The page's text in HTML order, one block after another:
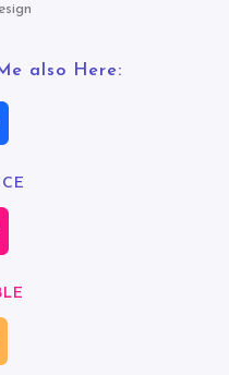
also Here: